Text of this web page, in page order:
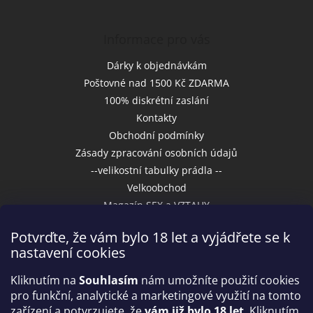
Potvrďte, že vám bylo 18 let a vyjádřete se k
nastavení cookies
Kliknutím na Souhlasím nám umožníte použití cookies
pro funkční, analytické a marketingové využití na tomto
Dárky k objednávkám
Poštovné nad 1500 Kč ZDARMA
100% diskrétní zaslání
Kontakty
Obchodní podmínky
Zásady zpracování osobních údajů
--velikostní tabulky prádla --
Velkoobchod
Magazín SEX a VZTAHY
Přijímáme online platby